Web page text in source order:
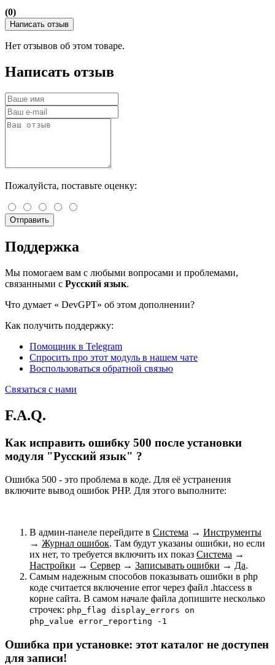
(0)
Написать отзыв
Нет отзывов об этом товаре.
Написать отзыв
Пожалуйста, поставьте оценку:
Отправить
Поддержка
Мы помогаем вам с любыми вопросами и проблемами,
связанными с Русский язык.
Что думает « DevGPT» об этом дополнении?
Как получить поддержку:
Помощник в Telegram
Спросить про этот модуль в нашем чате
Воспользоваться обратной связью
Связаться с нами
F.A.Q.
Как исправить ошибку 500 после установки
модуля "Русский язык" ?
Ошибка 500 - это проблема в коде. Для её устранения
включите вывод ошибок PHP. Для этого выполните:
В админ-панеле перейдите в Система → Инструменты
→ Журнал ошибок. Там будут указаны ошибки, но если
их нет, то требуется включить их показ Система →
Настройки → Сервер → Записывать ошибки → Да.
Самым надежным способов показывать ошибки в php
коде считается включение error через файл .htaccess в
корне сайта. В самом начале файла допишите несколько
строчек: php_flag display_errors on
php_value error_reporting -1
Ошибка при установке: этот каталог не доступен
для записи!